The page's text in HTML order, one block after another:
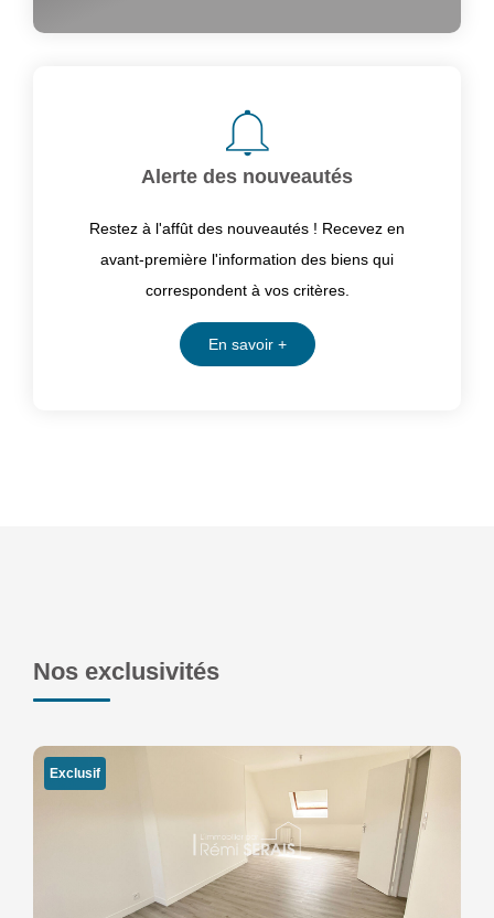
Alerte des nouveautés
Restez à l'affût des nouveautés ! Recevez en
avant-première l'information des biens qui
correspondent à vos critères.
En savoir +
Nos exclusivités
Exclusif